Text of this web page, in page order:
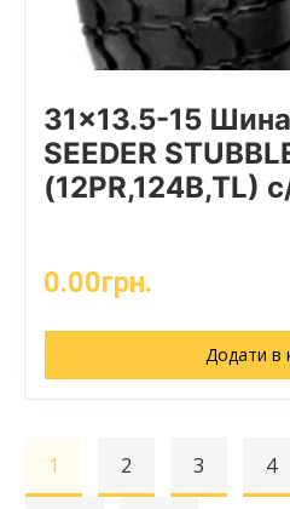
31×13.5-15
SEEDER
(12PR,124B,TL)
0.00грн.
Додати в
1 2 3 4